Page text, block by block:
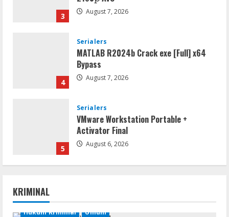
3 August 7, 2026
4
MATLAB R2024b Crack exe [Full] x64
Bypass
August 7, 2026
5
VMware Workstation Portable +
Activator Final
VL
August 7, 2026
KRIMINAL
Hukum Kriminal Umum